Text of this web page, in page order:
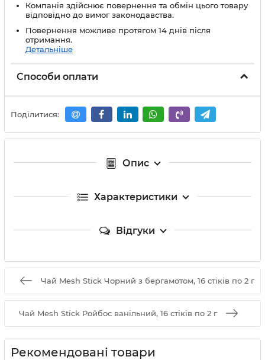
Компанія здійснює повернення та обмін цього товару
відповідно до вимог законодавства.
Повернення можливе протягом 14 днів після
отримання.
Детальніше
Способи оплати
Поділитися:
Опис
Характеристики
Відгуки
Чай Mesh Stick Чорний з бергамотом, 16 стіків по 2 г
Чай Mesh Stick Ройбос ванільний, 16 стіків по 2 г
Рекомендовані товари